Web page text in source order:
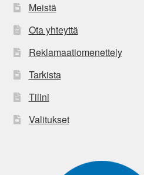
Meistä
Ota yhteyttä
Reklamaatiomenettely
Tarkista
Tilini
Valitukset